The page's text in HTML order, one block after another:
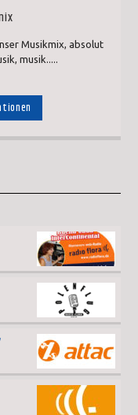
Musikmix, absolut
musik.....